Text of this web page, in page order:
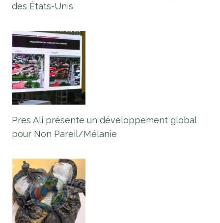
des États-Unis
Pres Ali présente un développement global
pour Non Pareil/Mélanie